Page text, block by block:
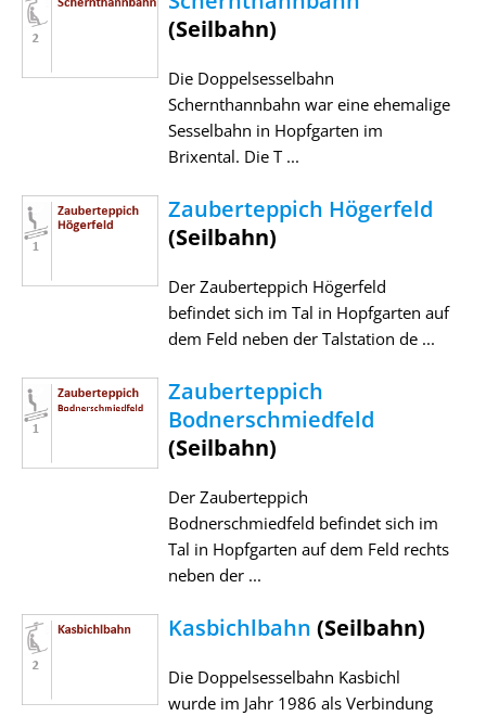
(Seilbahn)
Die Doppelsesselbahn
Schernthannbahn war eine ehemalige
Sesselbahn in Hopfgarten im
Brixental. Die T ...
Zauberteppich Högerfeld
(Seilbahn)
Der Zauberteppich Högerfeld
befindet sich im Tal in Hopfgarten auf
dem Feld neben der Talstation de ...
Zauberteppich
Bodnerschmiedfeld
(Seilbahn)
Der Zauberteppich
Bodnerschmiedfeld befindet sich im
Tal in Hopfgarten auf dem Feld rechts
neben der ...
Kasbichlbahn (Seilbahn)
Die Doppelsesselbahn Kasbichl
wurde im Jahr 1986 als Verbindung